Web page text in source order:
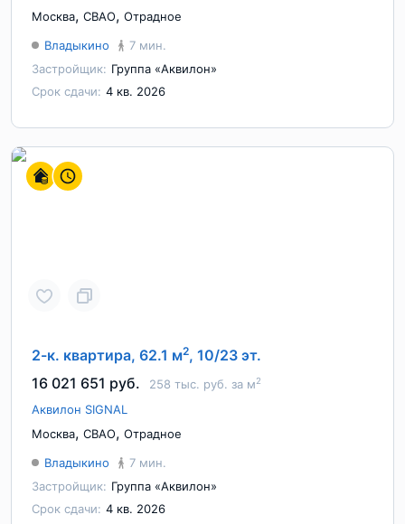
Москва, СВАО, Отрадное
Владыкино
7 мин.
Застройщик: Группа «Аквилон»
Срок сдачи: 4 кв. 2026
2-к. квартира, 62.1 м2, 10/23 эт.
16 021 651 руб.
258 тыс. руб. за м2
Аквилон SIGNAL
Москва, СВАО, Отрадное
Владыкино
7 мин.
Застройщик: Группа «Аквилон»
Срок сдачи: 4 кв. 2026